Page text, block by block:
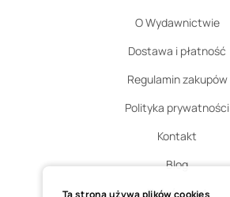
O Wydawnictwie
Dostawa i płatność
Regulamin zakupów
Polityka prywatności
Kontakt
Blog
Zgłoś zwrot
Ta strona używa plików cookies